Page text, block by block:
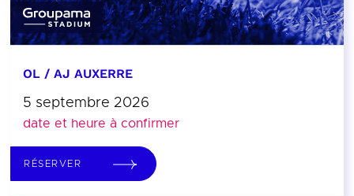
OL / AJ AUXERRE
5 septembre 2026
date et heure à confirmer
RÉSERVER